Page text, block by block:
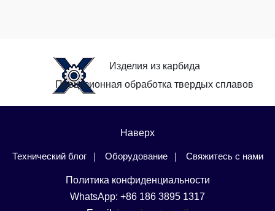
Изделия из карбида
Прецизионная обработка твердых сплавов
Наверх
Технический блог Оборудование Свяжитесь с нами
Политика конфиденциальности
WhatsApp: +86 186 3895 1317